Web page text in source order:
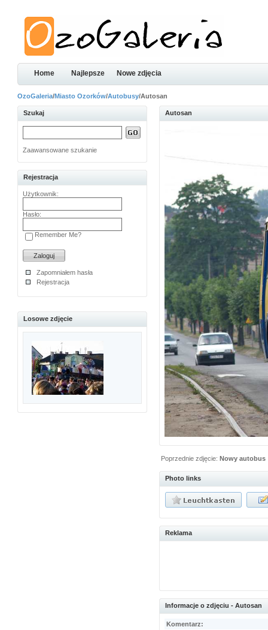
Home Najlepsze Nowe zdjęcia
OzoGaleria/Miasto Ozorków/Autobusy/Autosan
Szukaj
Zaawansowane szukanie
Rejestracja
Użytkownik:
Hasło:
Remember Me?
Zapomniałem hasła
Rejestracja
Losowe zdjęcie
Autosan
Poprzednie zdjęcie:Nowy autobus
Photo links
Reklama
Informacje o zdjęciu - Autosan
Komentarz: